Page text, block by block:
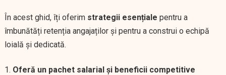
În acest ghid, îți oferim strategii esențiale pentru a
îmbunătăți retenția angajaților și pentru a construi o echipă
loială și dedicată.
Oferă un pachet salarial și beneficii competitive